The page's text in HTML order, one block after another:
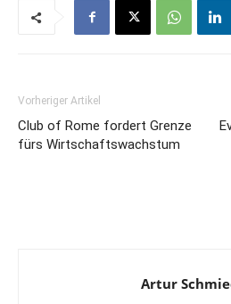
Vorheriger Artikel
Club of Rome fordert Grenze
fürs Wirtschaftswachstum
Artur